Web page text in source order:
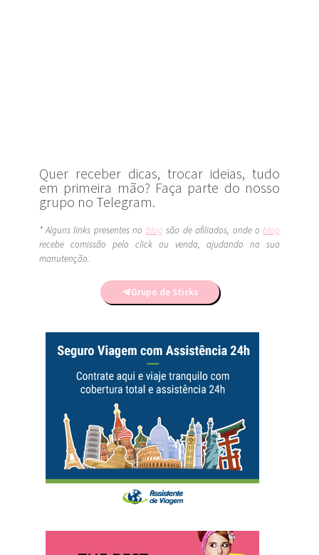
Quer receber dicas, trocar ideias, tudo
em primeira mão? Faça parte do nosso
grupo no Telegram.
* Alguns links presentes no blog são de afiliados, onde oblog
recebe comissão pelo click ou venda, ajudando na sua
manutenção.
Grupo de Sticks